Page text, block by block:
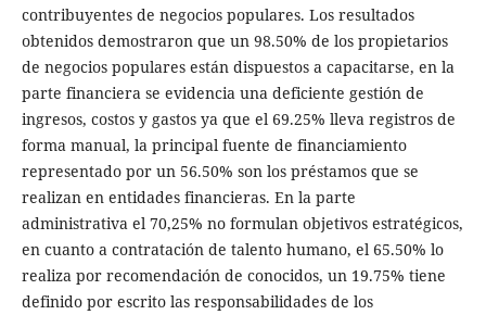
contribuyentes de negocios populares. Los resultados
obtenidos demostraron que un 98.50% de los propietarios
de negocios populares están dispuestos a capacitarse, en la
parte financiera se evidencia una deficiente gestión de
ingresos, costos y gastos ya que el 69.25% lleva registros de
forma manual, la principal fuente de financiamiento
representado por un 56.50% son los préstamos que se
realizan en entidades financieras. En la parte
administrativa el 70,25% no formulan objetivos estratégicos,
en cuanto a contratación de talento humano, el 65.50% lo
realiza por recomendación de conocidos, un 19.75% tiene
definido por escrito las responsabilidades de los